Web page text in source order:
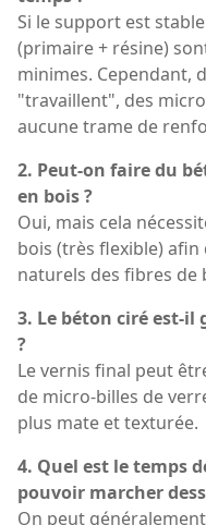
Si le support est
(primaire + résine)
minimes. Cependant,
"travaillent", des
aucune trame de
2. Peut-on faire du
en bois ?
Oui, mais cela
bois (très flexible)
naturels des fibres de
3. Le béton ciré est-il
?
Le vernis final peut
de micro-billes de
plus mate et texturée.
4. Quel est le temps
pouvoir marcher
On peut